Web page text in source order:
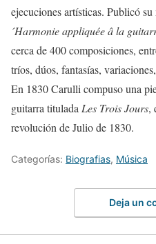
ejecuciones artísticas. Publicó
´Harmonie appliquée â la
cerca de 400 composiciones,
tríos, dúos, fantasías,
En 1830 Carulli compuso una
guitarra titulada Les Trois Jours,
revolución de Julio de 1830.
Categorías: Biografias, Música
Deja un